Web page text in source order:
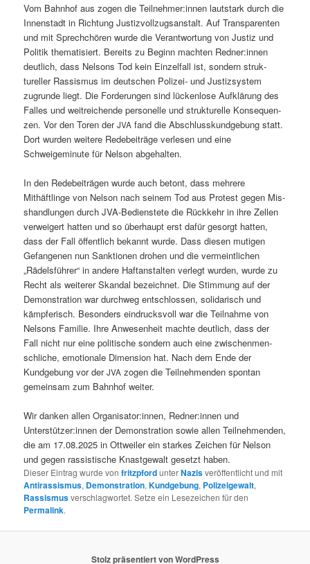
Vom Bahn­hof aus zogen die Teilnehmer:innen laut­stark durch die
Innen­stadt in Rich­tung Jus­tizvol­lzugsanstalt. Auf Trans­par­enten
und mit Sprechchören wurde die Ver­ant­wor­tung von Jus­tiz und
Poli­tik the­ma­tisiert. Bere­its zu Beginn macht­en Redner:innen
deut­lich, dass Nel­sons Tod kein Einzelfall ist, son­dern struk­
tureller Ras­sis­mus im deutschen Polizei- und Jus­tizsys­tem
zugrunde liegt. Die Forderun­gen sind lück­en­lose Aufk­lärung des
Fall­es und weitre­ichende per­son­elle und struk­turelle Kon­se­quen­
zen.Vor den Toren derJVA fand die Abschlusskundge­bung statt.
Dort wur­den weit­ere Rede­beiträge ver­lesen und eine
Schweigeminute für Nel­son abgehalten.
In den Rede­beiträ­gen wurde auch betont, dass mehrere
Mithäftlinge von Nel­son nach seinem Tod aus Protest gegen Mis­
shand­lun­gen durch JVA-Bedi­en­stete die Rück­kehr in ihre Zellen
ver­weigert hat­ten und so über­haupt erst dafür gesorgt hat­ten,
dass der Fall öffentlich bekan­nt wurde. Dass diesen muti­gen
Gefan­genen nun Sank­tio­nen dro­hen und die ver­meintlichen
„Rädels­führer“ in andere Haf­tanstal­ten ver­legt wur­den, wurde zu
Recht als weit­er­er Skan­dal beze­ich­net. Die Stim­mung auf der
Demon­stra­tion war durch­weg entschlossen, sol­i­darisch und
kämpferisch. Beson­ders ein­drucksvoll war die Teil­nahme von
Nel­sons Fam­i­lie. Ihre Anwe­sen­heit machte deut­lich, dass der
Fall nicht nureine poli­tis­che son­dern auch einezwis­chen­men­
schliche, emo­tionale Dimen­sion hat. Nach dem Ende der
Kundge­bung vor derJVA zogen die Teil­nehmenden spon­tan
gemein­sam zum Bahn­hof weiter.
Wir danken allen Organisator:innen, Redner:innen und
Unterstützer:innen der Demon­stra­tion sowie allen Teil­nehmenden,
die am 17.08.2025 in Ottweil­er ein starkes Zeichen für Nel­son
und gegen ras­sis­tis­che Knast­ge­walt geset­zt haben.
Dieser Eintrag wurde vonfritzpfordunterNazisveröffentlicht und mit
Antirassismus, Demonstration,Kundgebung, Polizeigewalt,
Rassismusverschlagwortet. Setze ein Lesezeichen für den
Permalink.
Stolz präsentiert von WordPress